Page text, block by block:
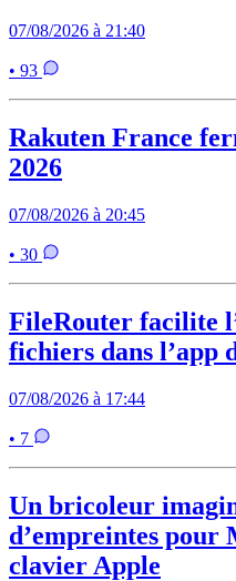
07/08/2026 à 21:40
• 93
Rakuten France
2026
07/08/2026 à 20:45
• 30
FileRouter facilite
fichiers dans l’app
07/08/2026 à 17:44
• 7
Un bricoleur
d’empreintes pour
clavier Apple